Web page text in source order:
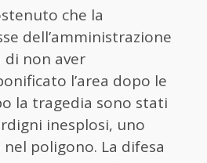
che la
dell’amministrazione
di non aver
l’area dopo le
la tragedia sono stati
inesplosi, uno
nel poligono. La difesa